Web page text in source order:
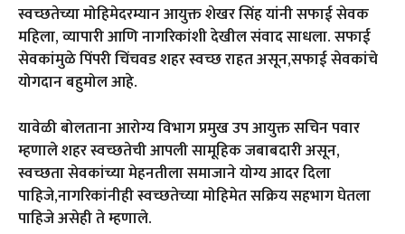
स्वच्छतेच्या मोहिमेदरम्यान आयुक्त शेखर सिंह यांनी सफाई सेवक
महिला, व्यापारी आणि नागरिकांशी देखील संवाद साधला. सफाई
सेवकांमुळे पिंपरी चिंचवड शहर स्वच्छ राहत असून,सफाई सेवकांचे
योगदान बहुमोल आहे.
यावेळी बोलताना आरोग्य विभाग प्रमुख उप आयुक्त सचिन पवार
म्हणाले शहर स्वच्छतेची आपली सामूहिक जबाबदारी असून,
स्वच्छता सेवकांच्या मेहनतीला समाजाने योग्य आदर दिला
पाहिजे,नागरिकांनीही स्वच्छतेच्या मोहिमेत सक्रिय सहभाग घेतला
पाहिजे असेही ते म्हणाले.